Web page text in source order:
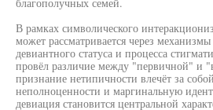
В рамках символического
может рассматривается через
девиантного статуса и процесса
провёл различие между "первичной" и
признание нетипичности влечёт за
неполноценности и маргинальную
девиация становится центральной